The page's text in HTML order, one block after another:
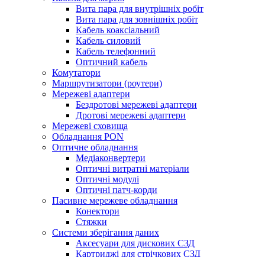
Вита пара для внутрішніх робіт
Вита пара для зовнішніх робіт
Кабель коаксіальний
Кабель силовий
Кабель телефонний
Оптичний кабель
Комутатори
Маршрутизатори (роутери)
Мережеві адаптери
Бездротові мережеві адаптери
Дротові мережеві адаптери
Мережеві сховища
Обладнання PON
Оптичне обладнання
Медіаконвертери
Оптичні витратні матеріали
Оптичні модулі
Оптичні патч-корди
Пасивне мережеве обладнання
Конектори
Стяжки
Системи зберігання даних
Аксесуари для дискових СЗД
Картриджі для стрічкових СЗД